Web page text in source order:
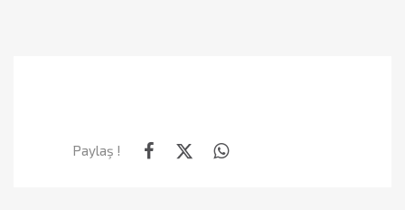
Paylaş !